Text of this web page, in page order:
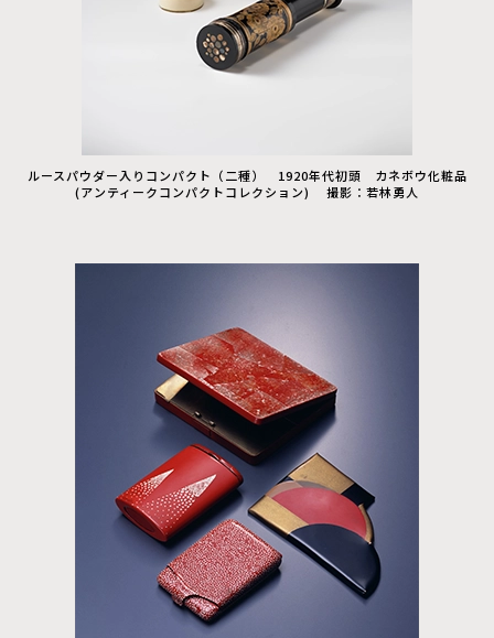
ルースパウダー入りコンパクト（二種） 1920年代初頭 カネボウ化粧品
(アンティークコンパクトコレクション) 撮影：若林勇人